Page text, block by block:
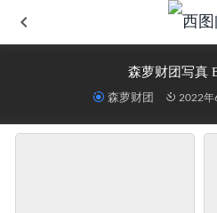
森萝财团写真
森萝财团 2022年